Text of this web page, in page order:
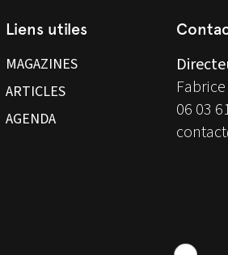
Liens utiles
MAGAZINES
ARTICLES
AGENDA
06 03